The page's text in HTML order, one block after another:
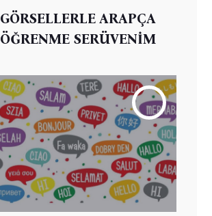
GÖRSELLERLE ARAPÇA
ÖĞRENME SERÜVENİM